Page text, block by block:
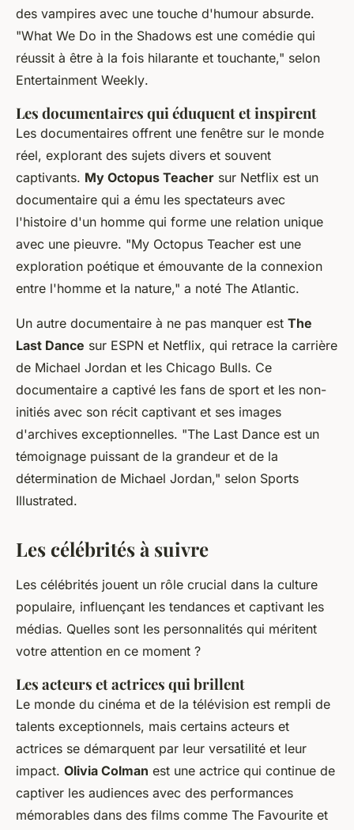
des vampires avec une touche d'humour absurde.
"What We Do in the Shadows est une comédie qui
réussit à être à la fois hilarante et touchante," selon
Entertainment Weekly.
Les documentaires qui éduquent et inspirent
Les documentaires offrent une fenêtre sur le monde
réel, explorant des sujets divers et souvent
captivants. My Octopus Teacher sur Netflix est un
documentaire qui a ému les spectateurs avec
l'histoire d'un homme qui forme une relation unique
avec une pieuvre. "My Octopus Teacher est une
exploration poétique et émouvante de la connexion
entre l'homme et la nature," a noté The Atlantic.
Un autre documentaire à ne pas manquer est The
Last Dance sur ESPN et Netflix, qui retrace la carrière
de Michael Jordan et les Chicago Bulls. Ce
documentaire a captivé les fans de sport et les non-
initiés avec son récit captivant et ses images
d'archives exceptionnelles. "The Last Dance est un
témoignage puissant de la grandeur et de la
détermination de Michael Jordan," selon Sports
Illustrated.
Les célébrités à suivre
Les célébrités jouent un rôle crucial dans la culture
populaire, influençant les tendances et captivant les
médias. Quelles sont les personnalités qui méritent
votre attention en ce moment ?
Les acteurs et actrices qui brillent
Le monde du cinéma et de la télévision est rempli de
talents exceptionnels, mais certains acteurs et
actrices se démarquent par leur versatilité et leur
impact. Olivia Colman est une actrice qui continue de
captiver les audiences avec des performances
mémorables dans des films comme The Favourite et